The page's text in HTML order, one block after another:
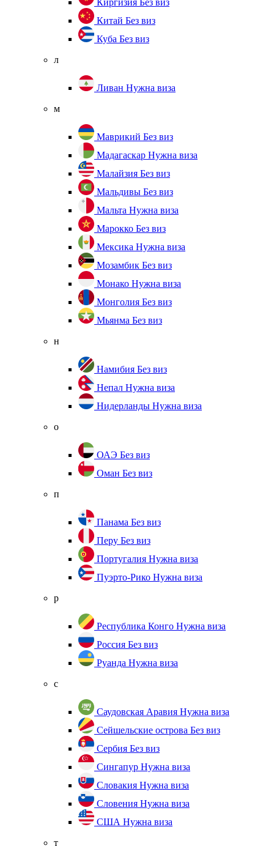
Киргизия Без виз
Китай Без виз
Куба Без виз
л
Ливан Нужна виза
м
Маврикий Без виз
Мадагаскар Нужна виза
Малайзия Без виз
Мальдивы Без виз
Мальта Нужна виза
Марокко Без виз
Мексика Нужна виза
Мозамбик Без виз
Монако Нужна виза
Монголия Без виз
Мьянма Без виз
н
Намибия Без виз
Непал Нужна виза
Нидерланды Нужна виза
о
ОАЭ Без виз
Оман Без виз
п
Панама Без виз
Перу Без виз
Португалия Нужна виза
Пуэрто-Рико Нужна виза
р
Республика Конго Нужна виза
Россия Без виз
Руанда Нужна виза
с
Саудовская Аравия Нужна виза
Сейшельские острова Без виз
Сербия Без виз
Сингапур Нужна виза
Словакия Нужна виза
Словения Нужна виза
США Нужна виза
т